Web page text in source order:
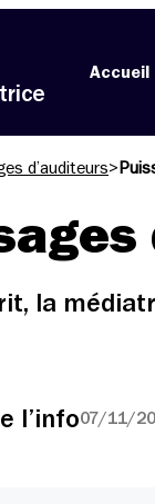
Accueil
d’auditeurs>
la
l’info07/11/